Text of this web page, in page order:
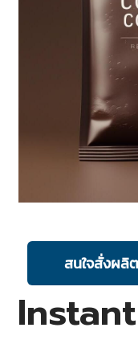
สนใจสั่งผลิ